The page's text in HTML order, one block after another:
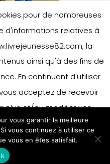
pour de nombreuses
d'informations relatives à
la
ainsi qu'à des fins de
En continuant d'utiliser
acceptez de recevoir
plus et/ou modifier vos
merci de vous référer
cookies.
Accepter
plus
vous garantir la meilleure
vous continuez à utiliser ce
vous en êtes satisfait.